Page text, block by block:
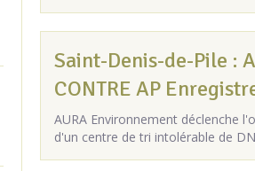
Saint-Denis-de-Pile :
CONTRE AP
AURA Environnement déclenche
d'un centre de tri intolérable de